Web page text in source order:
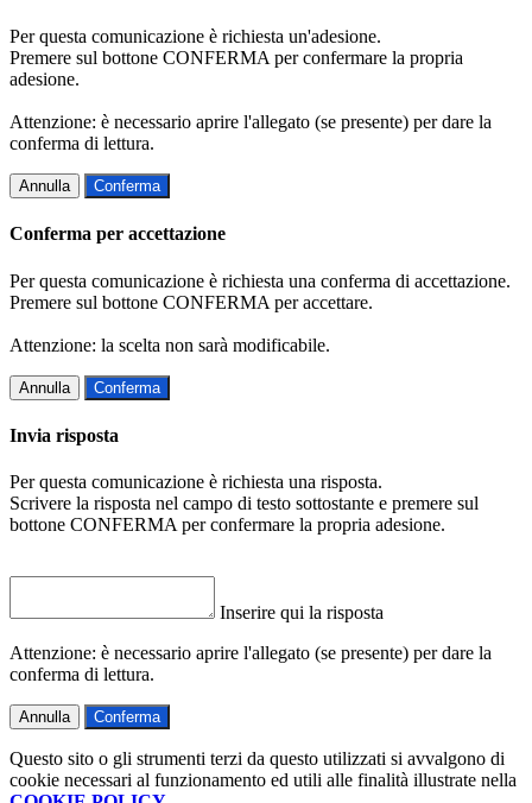
Per questa comunicazione è richiesta un'adesione.
Premere sul bottone CONFERMA per confermare la propria
adesione.
Attenzione: è necessario aprire l'allegato (se presente) per dare la
conferma di lettura.
Annulla Conferma
Conferma per accettazione
Per questa comunicazione è richiesta una conferma di accettazione.
Premere sul bottone CONFERMA per accettare.
Attenzione: la scelta non sarà modificabile.
Annulla Conferma
Invia risposta
Per questa comunicazione è richiesta una risposta.
Scrivere la risposta nel campo di testo sottostante e premere sul
bottone CONFERMA per confermare la propria adesione.
Inserire qui la risposta
Attenzione: è necessario aprire l'allegato (se presente) per dare la
conferma di lettura.
Annulla Conferma
Questo sito o gli strumenti terzi da questo utilizzati si avvalgono di
cookie necessari al funzionamento ed utili alle finalità illustrate nella